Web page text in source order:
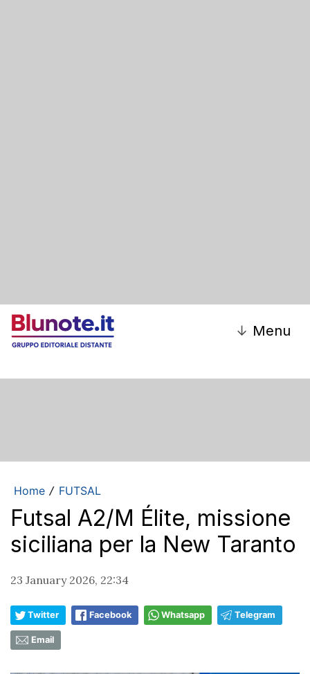
↓ Menu
Home / FUTSAL
Futsal A2/M Élite, missione
siciliana per la New Taranto
23 January 2026, 22:34
Twitter Facebook Whatsapp Telegram
Email